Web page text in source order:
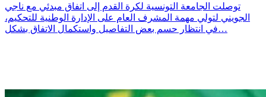
توصلت الجامعة التونسية لكرة القدم إلى اتفاق مبدئي مع ناجي
الجويني لتولي مهمة المشرف العام على الإدارة الوطنية للتحكيم،
في انتظار حسم بعض التفاصيل واستكمال الاتفاق بشكل…